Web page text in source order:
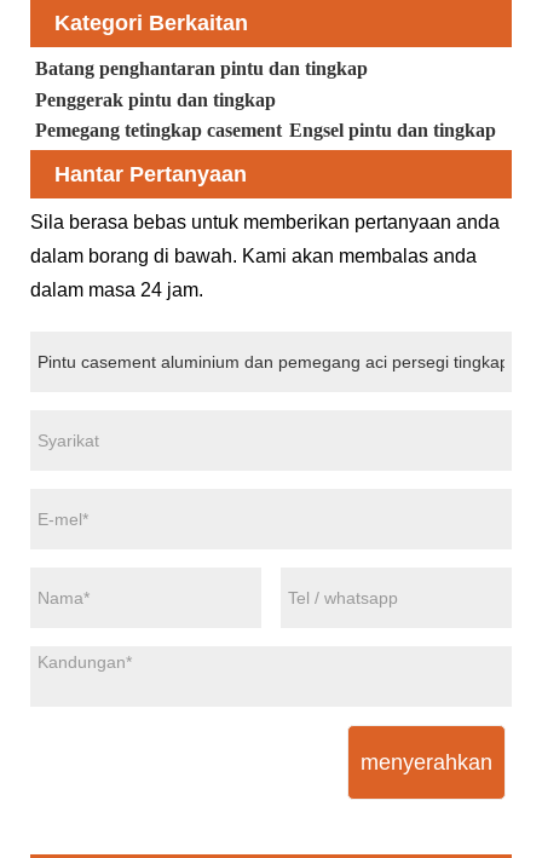
Kategori Berkaitan
Batang penghantaran pintu dan tingkap
Penggerak pintu dan tingkap
Pemegang tetingkap casement Engsel pintu dan tingkap
Hantar Pertanyaan
Sila berasa bebas untuk memberikan pertanyaan anda
dalam borang di bawah. Kami akan membalas anda
dalam masa 24 jam.
menyerahkan